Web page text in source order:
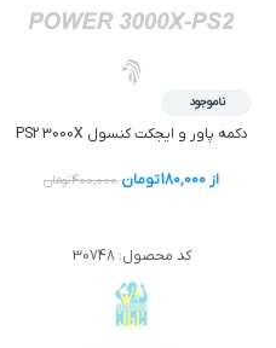
ناموجود
دکمه پاور و ایجکت کنسول PS2 3000X
از 180,000تومان 400,000تومان
کد محصول:30748